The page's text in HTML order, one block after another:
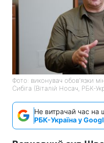
Фото: виконувач обов'язки
Сибіга (Віталій Носач, РБК-
Не витрачай час на
РБК-Україна у